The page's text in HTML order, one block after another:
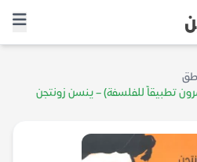
تطبيقاً للفلسفة) – ينسن زونتجن